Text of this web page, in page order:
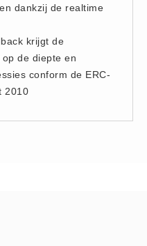
dankzij de realtime
krijgt de
de diepte en
conform de ERC-
2010